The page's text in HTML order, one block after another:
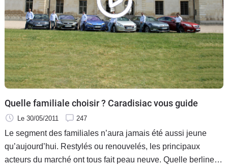
Quelle familiale choisir ? Caradisiac vous guide
Le 30/05/2011 247
Le segment des familiales n’aura jamais été aussi jeune
qu’aujourd’hui. Restylés ou renouvelés, les principaux
acteurs du marché ont tous fait peau neuve. Quelle berline